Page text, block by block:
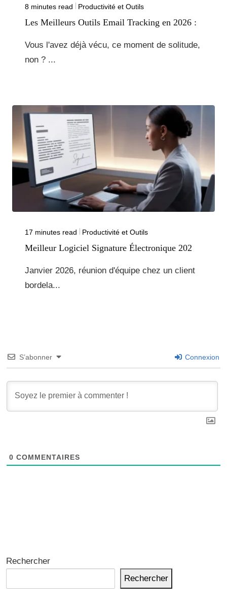
8 minutes read Productivité et Outils
Les Meilleurs Outils Email Tracking en 2026 :
Vous l'avez déjà vécu, ce moment de solitude,
non ? ...
17 minutes read Productivité et Outils
Meilleur Logiciel Signature Électronique 202
Janvier 2026, réunion d'équipe chez un client
bordela...
S’abonner Connexion
0 COMMENTAIRES
Rechercher
Rechercher